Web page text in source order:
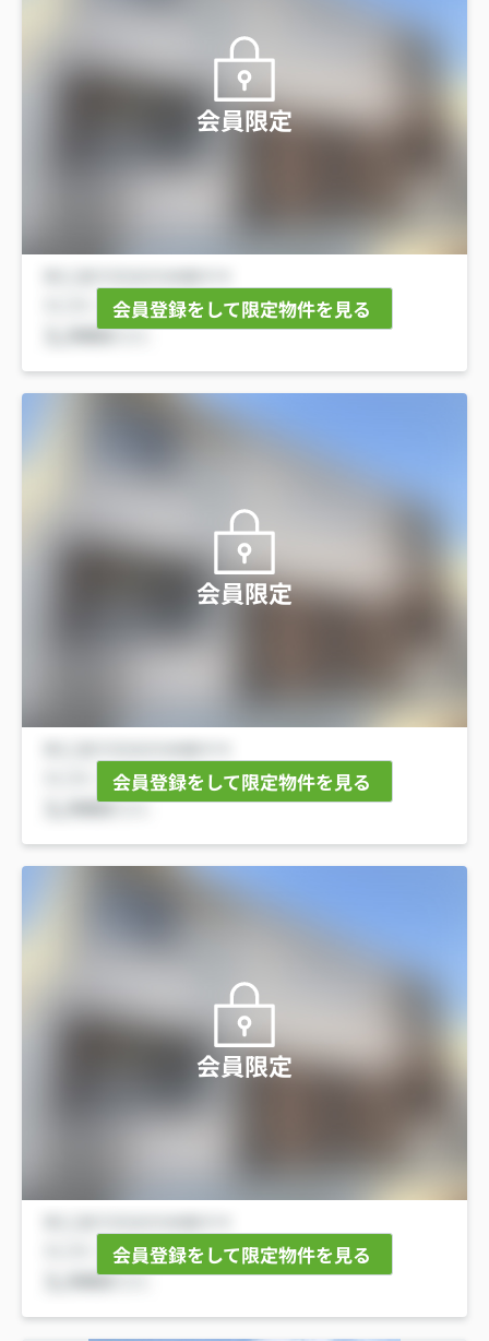
会員限定
会員登録をして限定物件を見る
会員限定
会員登録をして限定物件を見る
会員限定
会員登録をして限定物件を見る